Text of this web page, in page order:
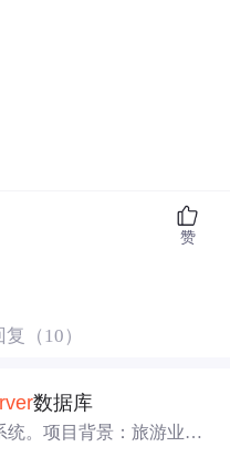
赞
（10）
数据库
。项目背景：旅游业现